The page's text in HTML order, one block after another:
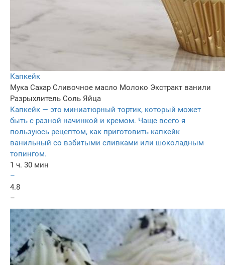
Капкейк
Мука Сахар Сливочное масло Молоко Экстракт ванили
Разрыхлитель Соль Яйца
Капкейк — это миниатюрный тортик, который может
быть с разной начинкой и кремом. Чаще всего я
пользуюсь рецептом, как приготовить капкейк
ванильный со взбитыми сливками или шоколадным
топингом.
1 ч. 30 мин
–
4.8
–